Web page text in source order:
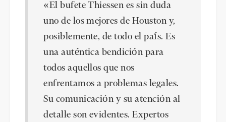
«El bufete Thiessen es sin duda
uno de los mejores de Houston y,
posiblemente, de todo el país. Es
una auténtica bendición para
todos aquellos que nos
enfrentamos a problemas legales.
Su comunicación y su atención al
detalle son evidentes. Expertos